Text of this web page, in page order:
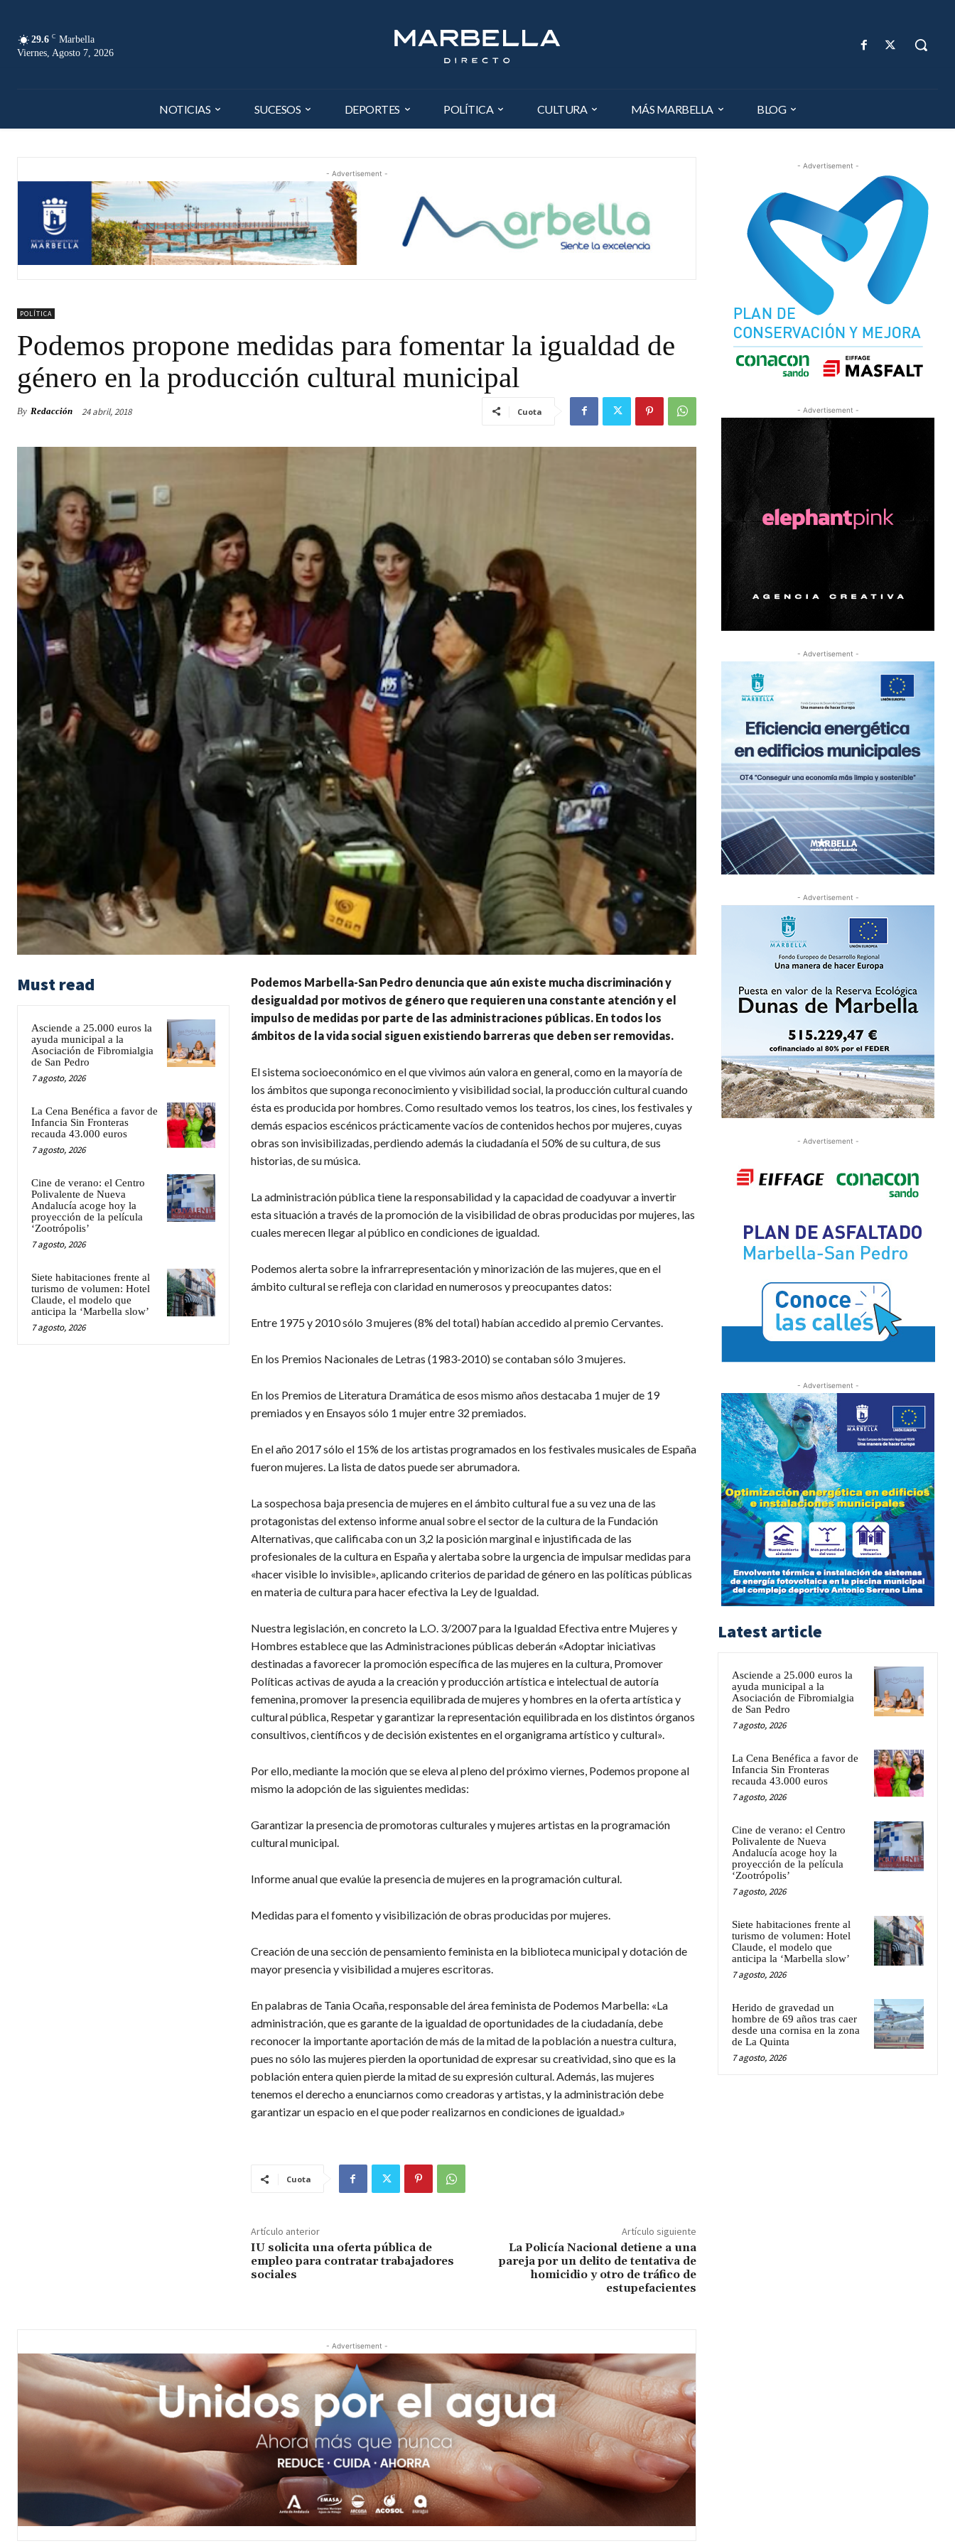
29.6 C Marbella
Viernes, Agosto 7, 2026
NOTICIAS SUCESOS DEPORTES POLÍTICA CULTURA MÁS MARBELLA BLOG
- Advertisement -
POLÍTICA
Podemos propone medidas para fomentar la igualdad de
género en la producción cultural municipal
By Redacción 24 abril, 2018 Cuota
Must read
Asciende a 25.000 euros la
ayuda municipal a la
Asociación de Fibromialgia
de San Pedro
7 agosto, 2026
La Cena Benéfica a favor de
Infancia Sin Fronteras
recauda 43.000 euros
7 agosto, 2026
Cine de verano: el Centro
Polivalente de Nueva
Andalucía acoge hoy la
proyección de la película
‘Zootrópolis’
7 agosto, 2026
Siete habitaciones frente al
turismo de volumen: Hotel
Claude, el modelo que
anticipa la ‘Marbella slow’
7 agosto, 2026
Podemos Marbella-San Pedro denuncia que aún existe mucha discriminación y
desigualdad por motivos de género que requieren una constante atención y el
impulso de medidas por parte de las administraciones públicas. En todos los
ámbitos de la vida social siguen existiendo barreras que deben ser removidas.
El sistema socioeconómico en el que vivimos aún valora en general, como en la mayoría de
los ámbitos que suponga reconocimiento y visibilidad social, la producción cultural cuando
ésta es producida por hombres. Como resultado vemos los teatros, los cines, los festivales y
demás espacios escénicos prácticamente vacíos de contenidos hechos por mujeres, cuyas
obras son invisibilizadas, perdiendo además la ciudadanía el 50% de su cultura, de sus
historias, de su música.
La administración pública tiene la responsabilidad y la capacidad de coadyuvar a invertir
esta situación a través de la promoción de la visibilidad de obras producidas por mujeres, las
cuales merecen llegar al público en condiciones de igualdad.
Podemos alerta sobre la infrarrepresentación y minorización de las mujeres, que en el
ámbito cultural se refleja con claridad en numerosos y preocupantes datos:
Entre 1975 y 2010 sólo 3 mujeres (8% del total) habían accedido al premio Cervantes.
En los Premios Nacionales de Letras (1983-2010) se contaban sólo 3 mujeres.
En los Premios de Literatura Dramática de esos mismo años destacaba 1 mujer de 19
premiados y en Ensayos sólo 1 mujer entre 32 premiados.
En el año 2017 sólo el 15% de los artistas programados en los festivales musicales de España
fueron mujeres. La lista de datos puede ser abrumadora.
La sospechosa baja presencia de mujeres en el ámbito cultural fue a su vez una de las
protagonistas del extenso informe anual sobre el sector de la cultura de la Fundación
Alternativas, que calificaba con un 3,2 la posición marginal e injustificada de las
profesionales de la cultura en España y alertaba sobre la urgencia de impulsar medidas para
«hacer visible lo invisible», aplicando criterios de paridad de género en las políticas públicas
en materia de cultura para hacer efectiva la Ley de Igualdad.
Nuestra legislación, en concreto la L.O. 3/2007 para la Igualdad Efectiva entre Mujeres y
Hombres establece que las Administraciones públicas deberán «Adoptar iniciativas
destinadas a favorecer la promoción específica de las mujeres en la cultura, Promover
Políticas activas de ayuda a la creación y producción artística e intelectual de autoría
femenina, promover la presencia equilibrada de mujeres y hombres en la oferta artística y
cultural pública, Respetar y garantizar la representación equilibrada en los distintos órganos
consultivos, científicos y de decisión existentes en el organigrama artístico y cultural».
Por ello, mediante la moción que se eleva al pleno del próximo viernes, Podemos propone al
mismo la adopción de las siguientes medidas:
Garantizar la presencia de promotoras culturales y mujeres artistas en la programación
cultural municipal.
Informe anual que evalúe la presencia de mujeres en la programación cultural.
Medidas para el fomento y visibilización de obras producidas por mujeres.
Creación de una sección de pensamiento feminista en la biblioteca municipal y dotación de
mayor presencia y visibilidad a mujeres escritoras.
En palabras de Tania Ocaña, responsable del área feminista de Podemos Marbella: «La
administración, que es garante de la igualdad de oportunidades de la ciudadanía, debe
reconocer la importante aportación de más de la mitad de la población a nuestra cultura,
pues no sólo las mujeres pierden la oportunidad de expresar su creatividad, sino que es la
población entera quien pierde la mitad de su expresión cultural. Además, las mujeres
tenemos el derecho a enunciarnos como creadoras y artistas, y la administración debe
garantizar un espacio en el que poder realizarnos en condiciones de igualdad.»
Cuota
Artículo anterior
IU solicita una oferta pública de
empleo para contratar trabajadores
sociales
Artículo siguiente
La Policía Nacional detiene a una
pareja por un delito de tentativa de
homicidio y otro de tráfico de
estupefacientes
- Advertisement -
- Advertisement -
- Advertisement -
- Advertisement -
- Advertisement -
- Advertisement -
- Advertisement -
Latest article
Asciende a 25.000 euros la
ayuda municipal a la
Asociación de Fibromialgia
de San Pedro
7 agosto, 2026
La Cena Benéfica a favor de
Infancia Sin Fronteras
recauda 43.000 euros
7 agosto, 2026
Cine de verano: el Centro
Polivalente de Nueva
Andalucía acoge hoy la
proyección de la película
‘Zootrópolis’
7 agosto, 2026
Siete habitaciones frente al
turismo de volumen: Hotel
Claude, el modelo que
anticipa la ‘Marbella slow’
7 agosto, 2026
Herido de gravedad un
hombre de 69 años tras caer
desde una cornisa en la zona
de La Quinta
7 agosto, 2026